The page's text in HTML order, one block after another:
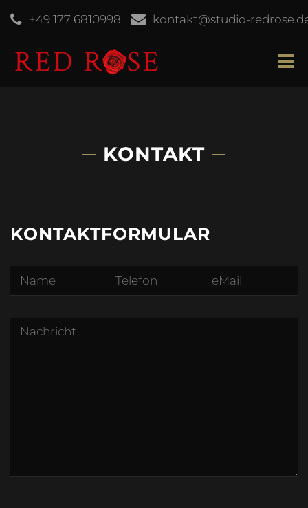
+49 177 6810998 kontakt@studio-
KONTAKT
KONTAKTFORMULAR